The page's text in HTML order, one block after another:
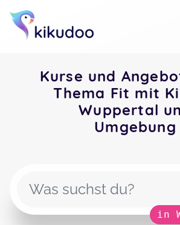
Kurse und
Thema Fit mit
Wuppertal
Umgebung
in